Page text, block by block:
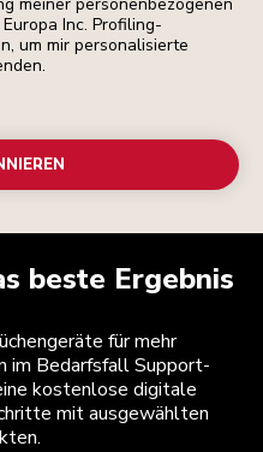
Inc. Profiling-
um mir personalisierte
beste Ergebnis
für mehr
im Bedarfsfall Support-
kostenlose digitale
mit ausgewählten